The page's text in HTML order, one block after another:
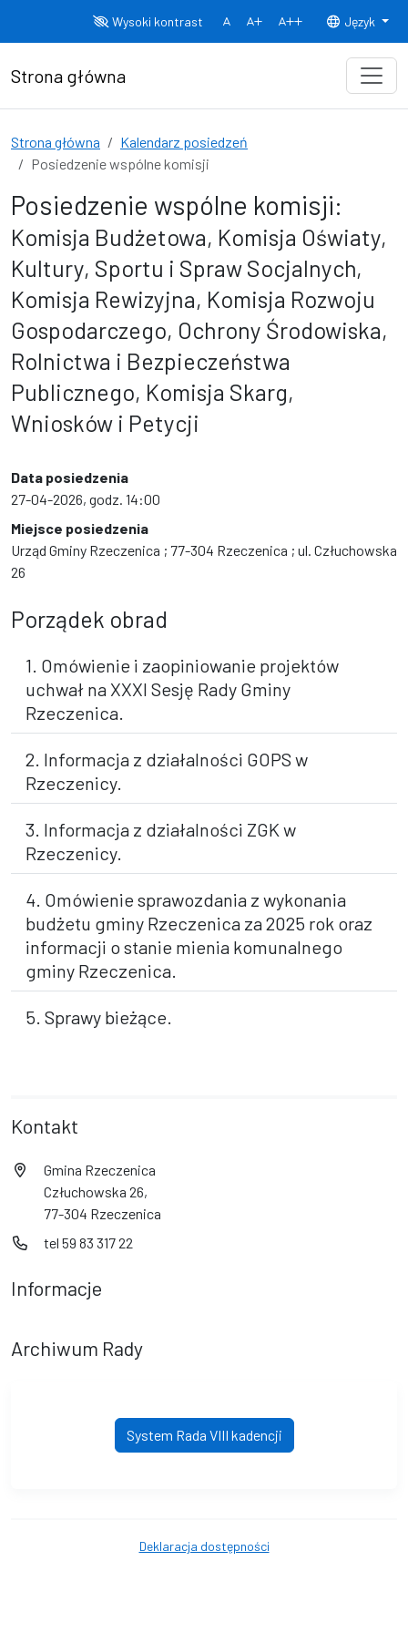
Wysoki kontrast
Normalny rozmiar czcionki
Rozmiar czcionki 150% Rozmiar
Język
Strona główna
Strona główna
Kalendarz posiedzeń
Posiedzenie wspólne komisji
Posiedzenie wspólne komisji:
Komisja Budżetowa, Komisja Oświaty,
Kultury, Sportu i Spraw Socjalnych,
Komisja Rewizyjna, Komisja Rozwoju
Gospodarczego, Ochrony Środowiska,
Rolnictwa i Bezpieczeństwa
Publicznego, Komisja Skarg,
Wniosków i Petycji
Data posiedzenia
27-04-2026, godz. 14:00
Miejsce posiedzenia
Urząd Gminy Rzeczenica ; 77-304 Rzeczenica ; ul. Człuchowska
26
Porządek obrad
1. Omówienie i zaopiniowanie projektów
uchwał na XXXI Sesję Rady Gminy
Rzeczenica.
2. Informacja z działalności GOPS w
Rzeczenicy.
3. Informacja z działalności ZGK w
Rzeczenicy.
4. Omówienie sprawozdania z wykonania
budżetu gminy Rzeczenica za 2025 rok oraz
informacji o stanie mienia komunalnego
gminy Rzeczenica.
5. Sprawy bieżące.
Kontakt
Gmina Rzeczenica
Człuchowska 26,
77-304 Rzeczenica
tel 59 83 317 22
Informacje
Archiwum Rady
System Rada VIII kadencji
Deklaracja dostępności